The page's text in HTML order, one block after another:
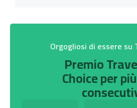
Orgogliosi di essere su
Premio
Choice per